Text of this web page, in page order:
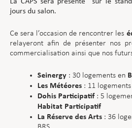
jours du salon.
Ce sera l’occasion de rencontrer les
relayeront afin de présenter nos
commercialisation ainsi que nos
Seinergy : 30 logements en
Les Météores : 11
Dohis Participatif: 5
Habitat Participatif
La Réserve des Arts : 36